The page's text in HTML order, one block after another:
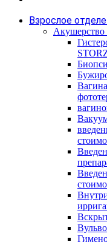
Взрослое
Акушерство